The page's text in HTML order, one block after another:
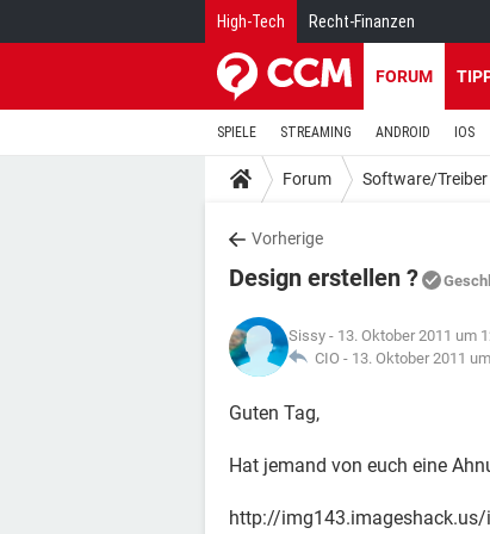
High-Tech Recht-Finanzen
FORUM
SPIELE STREAMING ANDROID IOS
Forum Software/Treiber
Vorherige
Design erstellen ?
Sissy - 13. Oktober 2011 um
CIO - 13. Oktober 2011
Guten Tag,
Hat jemand von euch eine
http://